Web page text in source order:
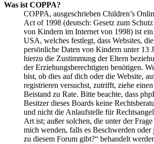
Was ist COPPA?
COPPA, ausgeschrieben Children’s
Act of 1998 (deutsch: Gesetz zum
von Kindern im Internet von 1998) ist ein
USA, welches festlegt, dass Websites,
persönliche Daten von Kindern unter 13
hierzu die Zustimmung der Eltern
der Erziehungsberechtigten benötigen.
bist, ob dies auf dich oder die Website,
registrieren versuchst, zutrifft, ziehe
Beistand zu Rate. Bitte beachte, dass
Besitzer dieses Boards keine
und nicht die Anlaufstelle für
Art ist; außer solchen, die unter der
mich wenden, falls es Beschwerden oder
zu diesem Forum gibt?“ behandelt